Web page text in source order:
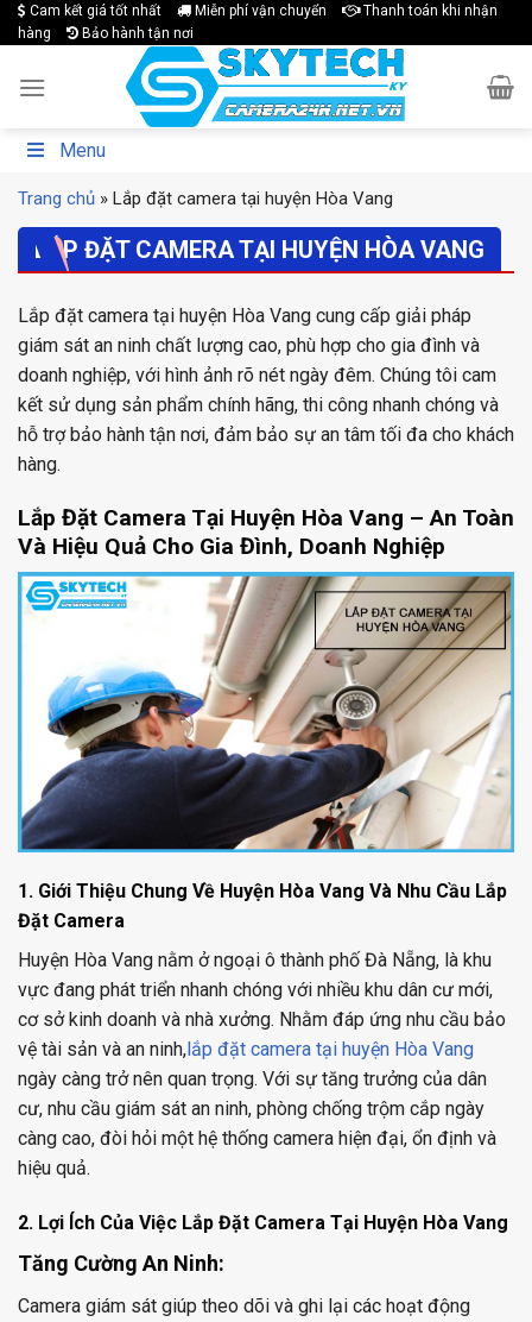
Skip
to
Cam kết giá tốt nhất Miễn phí vận chuyển
Thanh toán khi nhận
hàng
Bảo hành tận nơi
Menu
Trang chủ » Lắp đặt camera tại huyện Hòa Vang
LẮP ĐẶT CAMERA TẠI HUYỆN HÒA VANG
Lắp đặt camera tại huyện Hòa Vang cung cấp giải pháp
giám sát an ninh chất lượng cao, phù hợp cho gia đình và
doanh nghiệp, với hình ảnh rõ nét ngày đêm. Chúng tôi cam
kết sử dụng sản phẩm chính hãng, thi công nhanh chóng và
hỗ trợ bảo hành tận nơi, đảm bảo sự an tâm tối đa cho khách
hàng.
Lắp Đặt Camera Tại Huyện Hòa Vang – An Toàn
Và Hiệu Quả Cho Gia Đình, Doanh Nghiệp
1. Giới Thiệu Chung Về Huyện Hòa Vang Và Nhu Cầu Lắp
Đặt Camera
Huyện Hòa Vang nằm ở ngoại ô thành phố Đà Nẵng, là khu
vực đang phát triển nhanh chóng với nhiều khu dân cư mới,
cơ sở kinh doanh và nhà xưởng. Nhằm đáp ứng nhu cầu bảo
vệ tài sản và an ninh, lắp đặt camera tại huyện Hòa Vang
ngày càng trở nên quan trọng. Với sự tăng trưởng của dân
cư, nhu cầu giám sát an ninh, phòng chống trộm cắp ngày
càng cao, đòi hỏi một hệ thống camera hiện đại, ổn định và
hiệu quả.
2. Lợi Ích Của Việc Lắp Đặt Camera Tại Huyện Hòa Vang
Tăng Cường An Ninh:
Camera giám sát giúp theo dõi và ghi lại các hoạt động